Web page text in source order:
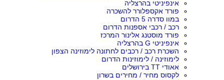
אינפיניטי בהרצליה
פורד אקספלורר להשכרה
במוו סדרה 5 הדרום
רכב / רכבי אספנות הדרום
פורד מוסטנג אלינור המרכז
אינפיניטי G בהרצליה
השכרת רכב / רכבים לחתונה לימוזינה הצפון
לימוזינה / לימוזינות הדרום
אאודי TT בירושלים
לקסוס מחיר / מחירים בשרון